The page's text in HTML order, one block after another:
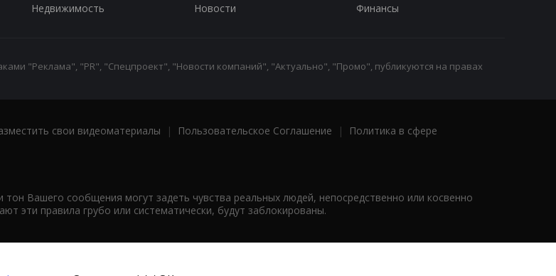
Недвижимость Новости Финансы
"Реклама", "PR", "Спецпроект", "Новости компаний", "Актуально", "Промо", публикуются на правах
свои видеоматериалы | Пользовательское Соглашение |
Политика в сфере
Вашего сообщения могут задеть чувства реальных людей, непосредственно или косвенно
эти правила грубо или систематически, будут заблокированы.